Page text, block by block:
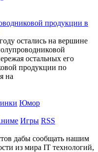
продукции в
остались на вершине
остальных его
продукции по
на
Юмор
Игры RSS
дабы сообщать нашим
из мира IT технологий,